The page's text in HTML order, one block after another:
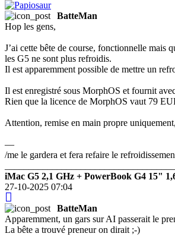
BatteMan
Hop les gens,
J’ai cette bête de course, fonctionnelle
les G5 ne sont plus refroidis.
Il est apparemment possible de mettre un
Il est enregistré sous MorphOS et fournit
Rien que la licence de MorphOS vaut 79
Attention, remise en main propre
—
/me le gardera et fera refaire le
iMac G5 2,1 GHz + PowerBook G4 15"
27-10-2025 07:04
BatteMan
Apparemment, un gars sur AI passerait le
La bête a trouvé preneur on dirait ;-)